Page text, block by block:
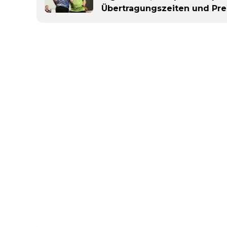
Übertragungszeiten und